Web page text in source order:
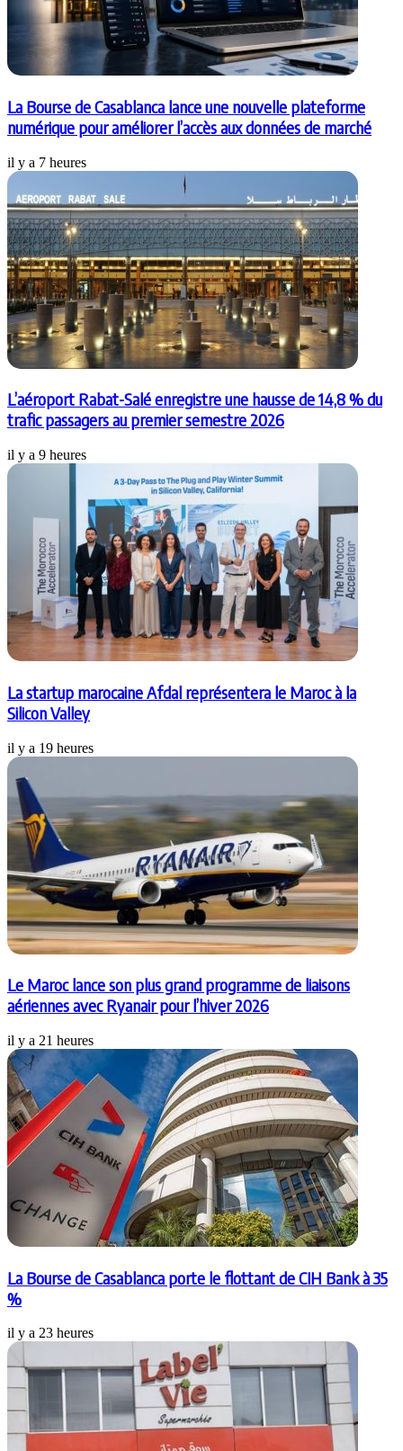
La Bourse de Casablanca lance une nouvelle plateforme
numérique pour améliorer l’accès aux données de marché
il y a 7 heures
L’aéroport Rabat-Salé enregistre une hausse de 14,8 % du
trafic passagers au premier semestre 2026
il y a 9 heures
La startup marocaine Afdal représentera le Maroc à la
Silicon Valley
il y a 19 heures
Le Maroc lance son plus grand programme de liaisons
aériennes avec Ryanair pour l’hiver 2026
il y a 21 heures
La Bourse de Casablanca porte le flottant de CIH Bank à 35
%
il y a 23 heures